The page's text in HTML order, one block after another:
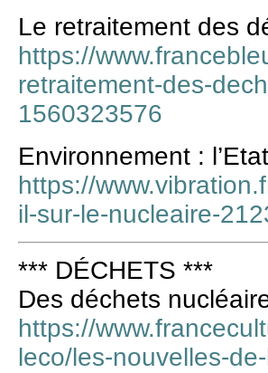
Le retraitement des
https://
retraitement-des-
1560323576
Environnement :
https://
il-sur-le-nucleaire-
*** DÉCHETS ***
Des déchets
https://
leco/les-nouvelles-